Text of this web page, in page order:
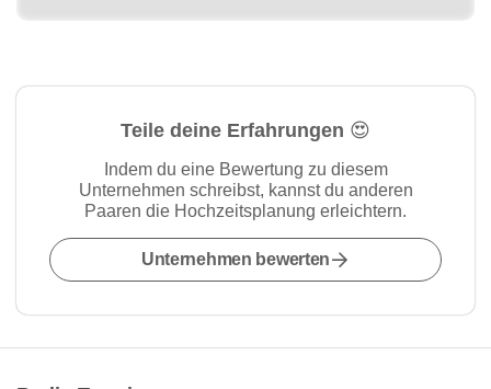
Teile deine Erfahrungen 😍
Indem du eine Bewertung zu diesem
Unternehmen schreibst, kannst du anderen
Paaren die Hochzeitsplanung erleichtern.
Unternehmen bewerten